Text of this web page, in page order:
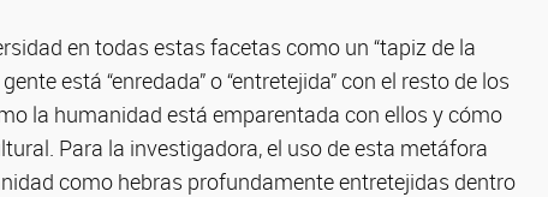
en todas estas facetas como un “tapiz de la
está “enredada” o “entretejida” con el resto de los
la humanidad está emparentada con ellos y cómo
Para la investigadora, el uso de esta metáfora
como hebras profundamente entretejidas dentro